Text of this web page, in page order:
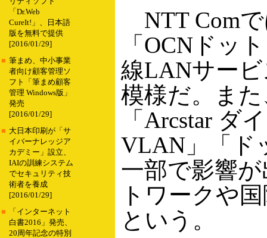
「Dr.Web
CureIt!」、日本語
版を無料で提供
[2016/01/29]
■ 筆まめ、中小事業
者向け顧客管理ソ
フト「筆まめ顧客
管理 Windows版」
発売
[2016/01/29]
■ 大日本印刷が「サ
イバーナレッジア
カデミー」設立、
IAIの訓練システム
でセキュリティ技
術者を養成
[2016/01/29]
■
「インターネット
白書2016」発売、
20周年記念の特別
NTT Comで
「OCNドッ
線LANサー
模様だ。ま
「Arcstar ダ
VLAN」「ド
一部で影響
トワークや
という。